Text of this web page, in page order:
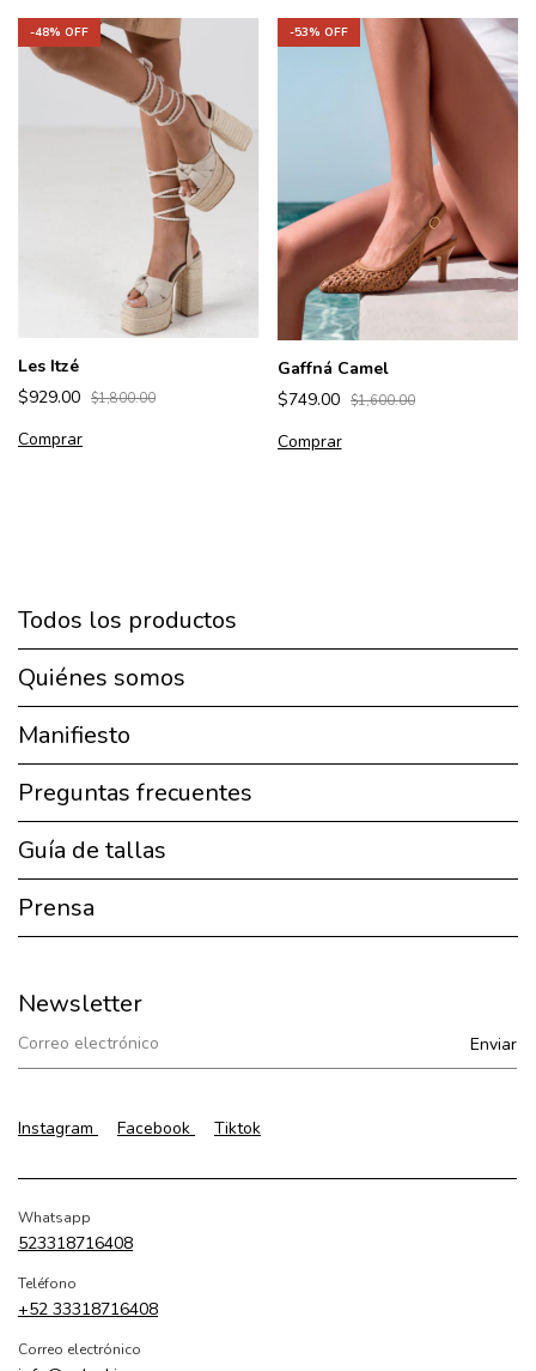
-48% OFF
Les Itzé
$929.00 $1,800.00
Comprar
-53% OFF
Gaffná Camel
$749.00 $1,600.00
Comprar
Todos los productos
Quiénes somos
Manifiesto
Preguntas frecuentes
Guía de tallas
Prensa
Newsletter
Instagram Facebook Tiktok
Whatsapp
523318716408
Teléfono
+52 33318716408
Correo electrónico